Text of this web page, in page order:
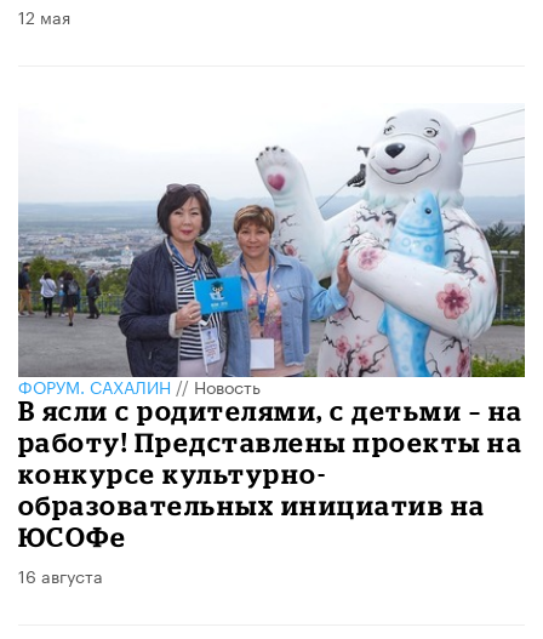
12 мая
ФОРУМ. САХАЛИН//Новость
В ясли с родителями, с детьми – на
работу! Представлены проекты на
конкурсе культурно-
образовательных инициатив на
ЮСОФе
16 августа